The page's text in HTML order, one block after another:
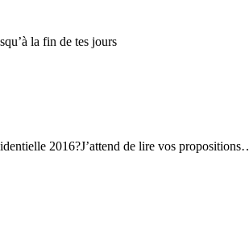
la fin de tes jours
2016?J’attend de lire vos